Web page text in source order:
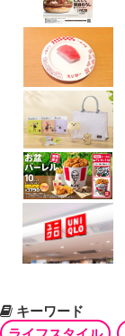
キーワード